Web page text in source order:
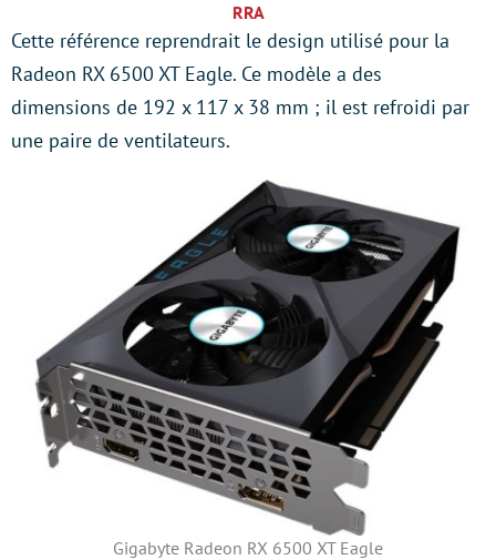
RRA
Cette référence reprendrait le design utilisé pour la
Radeon RX 6500 XT Eagle. Ce modèle a des
dimensions de 192 x 117 x 38 mm ; il est refroidi par
une paire de ventilateurs.
Gigabyte Radeon RX 6500 XT Eagle